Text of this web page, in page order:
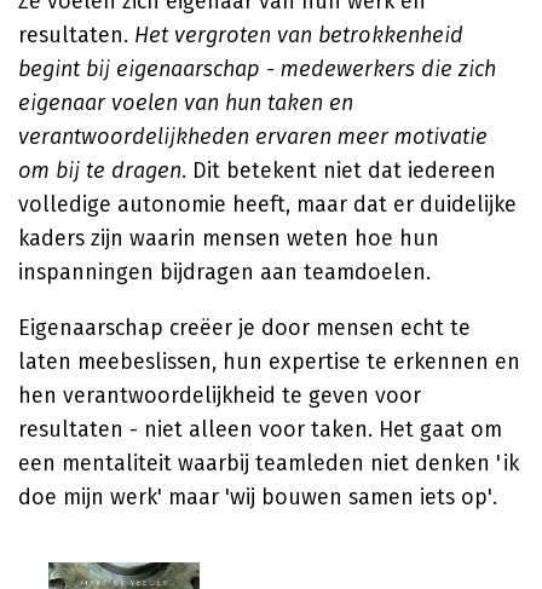
resultaten. Het vergroten van betrokkenheid
begint bij eigenaarschap - medewerkers die zich
eigenaar voelen van hun taken en
verantwoordelijkheden ervaren meer motivatie
om bij te dragen. Dit betekent niet dat iedereen
volledige autonomie heeft, maar dat er duidelijke
kaders zijn waarin mensen weten hoe hun
inspanningen bijdragen aan teamdoelen.
Eigenaarschap creëer je door mensen echt te
laten meebeslissen, hun expertise te erkennen en
hen verantwoordelijkheid te geven voor
resultaten - niet alleen voor taken. Het gaat om
een mentaliteit waarbij teamleden niet denken 'ik
doe mijn werk' maar 'wij bouwen samen iets op'.